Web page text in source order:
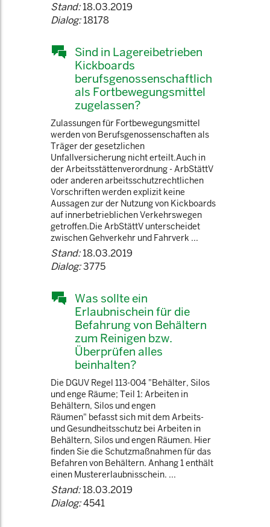
Stand:18.03.2019
Dialog:18178
Sind in Lagereibetrieben
Kickboards
berufsgenossenschaftlich
als Fortbewegungsmittel
zugelassen?
Zulassungen für Fortbewegungsmittel
werden von Berufsgenossenschaften als
Träger der gesetzlichen
Unfallversicherung nicht erteilt.Auch in
der Arbeitsstättenverordnung - ArbStättV
oder anderen arbeitsschutzrechtlichen
Vorschriften werden explizit keine
Aussagen zur der Nutzung von Kickboards
auf innerbetrieblichen Verkehrswegen
getroffen.Die ArbStättV unterscheidet
zwischen Gehverkehr und Fahrverk ...
Stand:18.03.2019
Dialog:3775
Was sollte ein
Erlaubnischein für die
Befahrung von Behältern
zum Reinigen bzw.
Überprüfen alles
beinhalten?
Die DGUV Regel 113-004 "Behälter, Silos
und enge Räume; Teil 1: Arbeiten in
Behältern, Silos und engen
Räumen" befasst sich mit dem Arbeits-
und Gesundheitsschutz bei Arbeiten in
Behältern, Silos und engen Räumen. Hier
finden Sie die Schutzmaßnahmen für das
Befahren von Behältern. Anhang 1 enthält
einen Mustererlaubnisschein. ...
Stand:18.03.2019
Dialog:4541